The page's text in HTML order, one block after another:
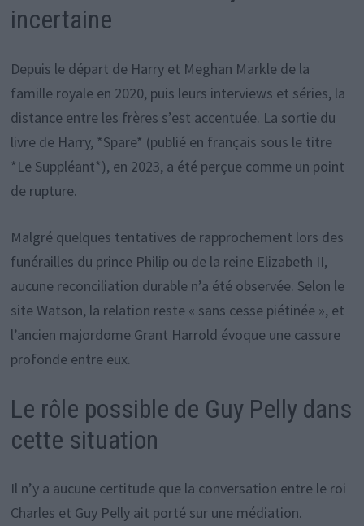
incertaine
Depuis le départ de Harry et Meghan Markle de la
famille royale en 2020, puis leurs interviews et séries, la
distance entre les frères s’est accentuée. La sortie du
livre de Harry, *Spare* (publié en français sous le titre
*Le Suppléant*), en 2023, a été perçue comme un point
de rupture.
Malgré quelques tentatives de rapprochement lors des
funérailles du prince Philip ou de la reine Elizabeth II,
aucune reconciliation durable n’a été observée. Selon le
site Watson, la relation reste « sans cesse piétinée », et
l’ancien majordome Grant Harrold évoque une cassure
profonde entre eux.
Le rôle possible de Guy Pelly dans
cette situation
Il n’y a aucune certitude que la conversation entre le roi
Charles et Guy Pelly ait porté sur une médiation.